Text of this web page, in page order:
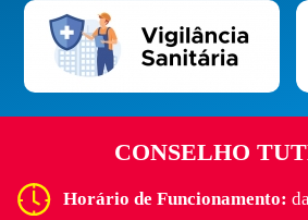
CONSELHO
Horário de Funcionamento: